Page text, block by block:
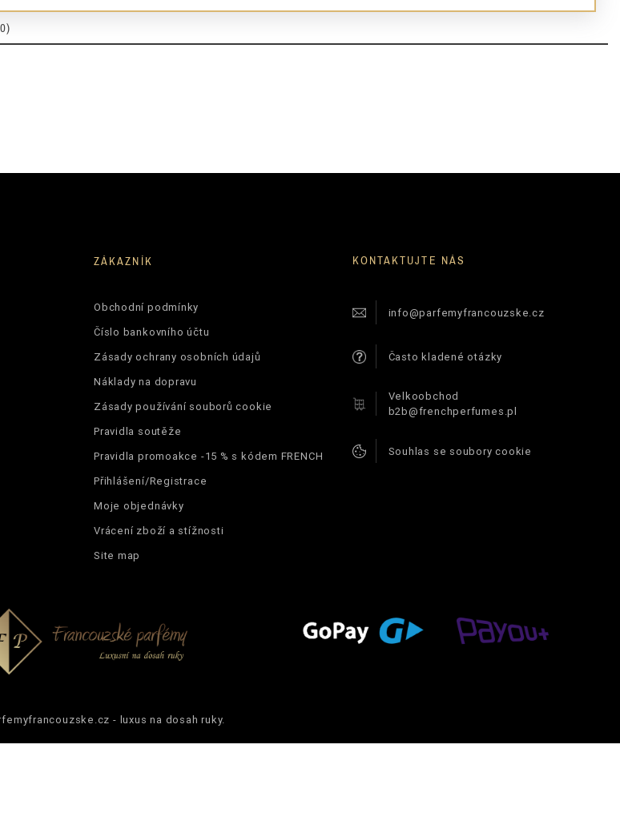
ZÁKAZNÍK
Obchodní podmínky
Číslo bankovního účtu
Zásady ochrany osobních údajů
Náklady na dopravu
Zásady používání souborů cookie
Pravidla soutěže
Pravidla promoakce -15 % s kódem FRENCH
Přihlášení/Registrace
Moje objednávky
Vrácení zboží a stížnosti
Site map
KONTAKTUJTE NÁS
info@parfemyfrancouzske.cz
Často kladené otázky
Velkoobchod
b2b@frenchperfumes.pl
Souhlas se soubory cookie
- luxus na dosah ruky.